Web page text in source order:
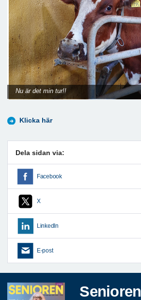
Nu är det min tur!!
Klicka här
Dela sidan via:
Facebook
X
LinkedIn
E-post
Senioren